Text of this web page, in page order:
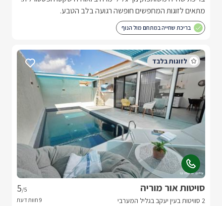
מתאים לזוגות המחפשים חופשה רגועה בלב הטבע.
בריכת שחייה במתחם מול הנוף
סויטות אור מוריה
2 סוויטות בעין יעקב בגליל המערבי
5/5